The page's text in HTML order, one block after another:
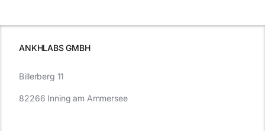
müssen
ANKHLABS GMBH
Billerberg 11
82266 Inning am Ammersee